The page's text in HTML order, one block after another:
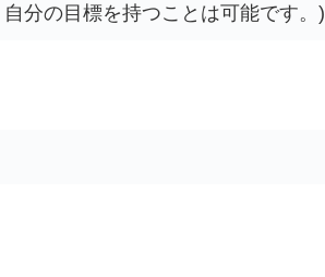
分の目標を持つことは可能です。)